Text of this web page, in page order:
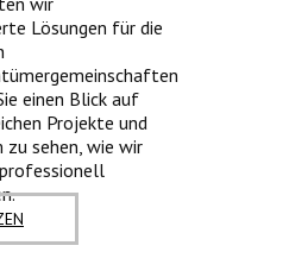
Lösungen für die
einen Blick auf
Projekte und
zu sehen, wie wir